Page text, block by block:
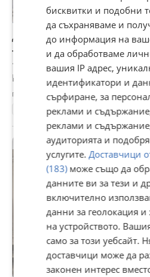
Дава под наем 2-СТАЕН, гр.
700 €
1 369,08 лв
Не се начислява ДДС
гр. София, Яворов, вчера, 16:37
ет. 3 2-стаен 14
бисквитки и подобни
да съхраняваме и
до информация на
и да обработваме
вашия IP адрес,
идентификатори и
сърфиране, за
реклами и
реклами и
аудиторията и
услугите.Доставчици
(183)може също да
данните ви за тези и
включително
данни за геолокация и
на устройството.
само за този уебсайт.
доставчици може да
законен интерес